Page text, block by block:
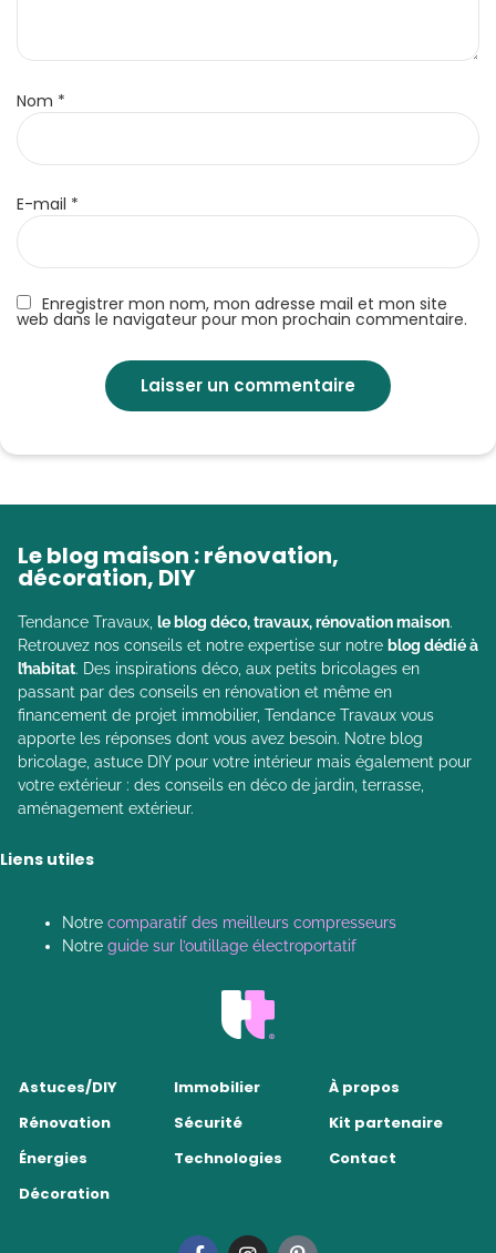
Enregistrer mon nom, mon adresse mail et mon site
web dans le navigateur pour mon prochain commentaire.
Nom *
E-mail *
Le blog maison : rénovation,
décoration, DIY
Tendance Travaux, le blog déco, travaux, rénovation maison.
Retrouvez nos conseils et notre expertise sur notre blog dédié à
l’habitat. Des inspirations déco, aux petits bricolages en
passant par des conseils en rénovation et même en
financement de projet immobilier, Tendance Travaux vous
apporte les réponses dont vous avez besoin. Notre blog
bricolage, astuce DIY pour votre intérieur mais également pour
votre extérieur : des conseils en déco de jardin, terrasse,
aménagement extérieur.
Liens utiles
Notre comparatif des meilleurs compresseurs
Notre guide sur l’outillage électroportatif
Astuces/DIY
Rénovation
Énergies
Décoration
Immobilier
Sécurité
Technologies
À propos
Kit partenaire
Contact